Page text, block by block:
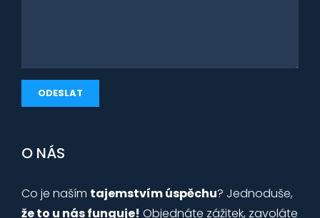
O NÁS
Co je naším tajemstvím úspěchu? Jednoduše,
že to u nás funguje! Objednáte zážitek, zavoláte